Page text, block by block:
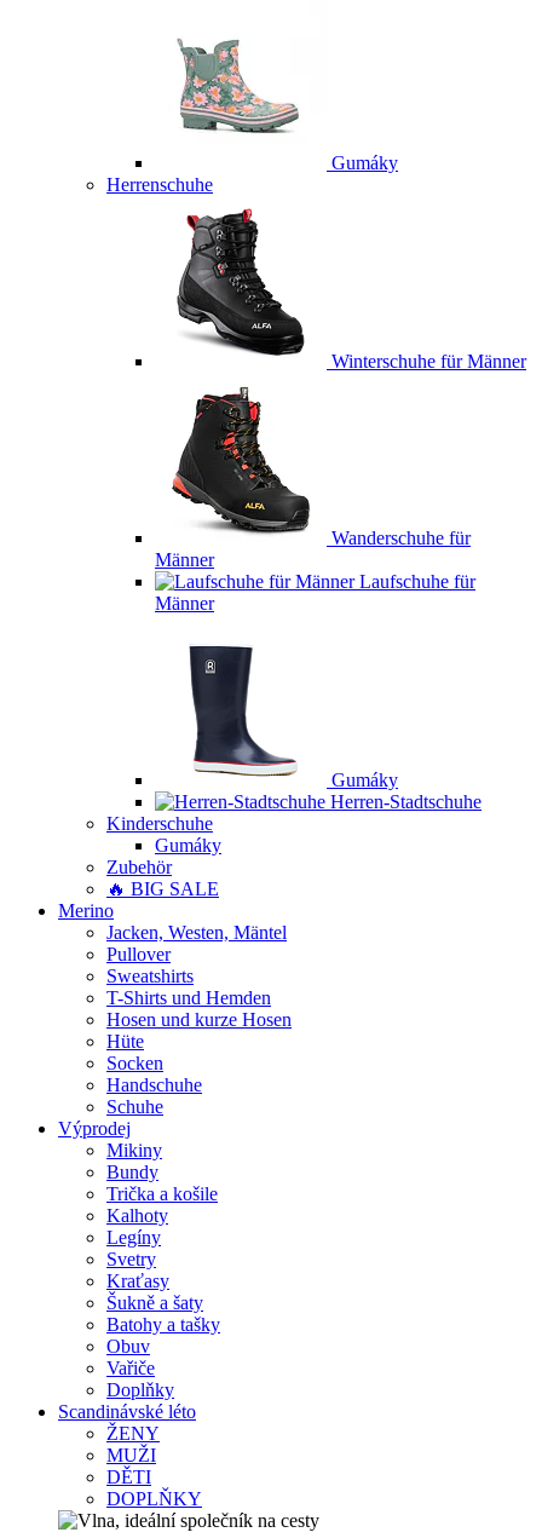
Gumáky
Herrenschuhe
Winterschuhe für Männer
Wanderschuhe für
Männer
Laufschuhe für
Männer
Gumáky
Herren-Stadtschuhe
Kinderschuhe
Gumáky
Zubehör
🔥 BIG SALE
Merino
Jacken, Westen, Mäntel
Pullover
Sweatshirts
T-Shirts und Hemden
Hosen und kurze Hosen
Hüte
Socken
Handschuhe
Schuhe
Výprodej
Mikiny
Bundy
Trička a košile
Kalhoty
Legíny
Svetry
Kraťasy
Šukně a šaty
Batohy a tašky
Obuv
Vařiče
Doplňky
Scandinávské léto
ŽENY
MUŽI
DĚTI
DOPLŇKY